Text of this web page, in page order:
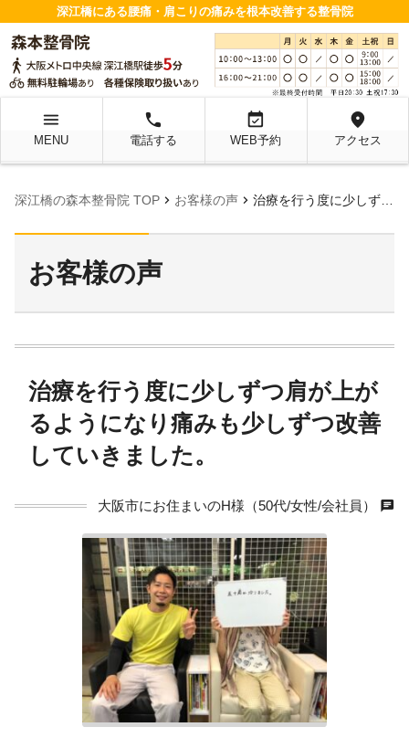
深江橋にある腰痛・肩こりの痛みを根本改善する整骨院
menu
MENU
local_phone
電話する
event_available
WEB予約
location_on
アクセス
深江橋の森本整骨院 TOP chevron_right お客様の声 chevron_right 治療を行う度に少しずつ肩が上がるようになり痛みも少しずつ改善していきました。
お客様の声
治療を行う度に少しずつ肩が上が
るようになり痛みも少しずつ改善
していきました。
大阪市にお住まいのH様（50代/女性/会社員） chat